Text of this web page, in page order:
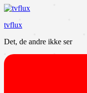
Videre
indhold
tvflux
Det, de andre ikke ser